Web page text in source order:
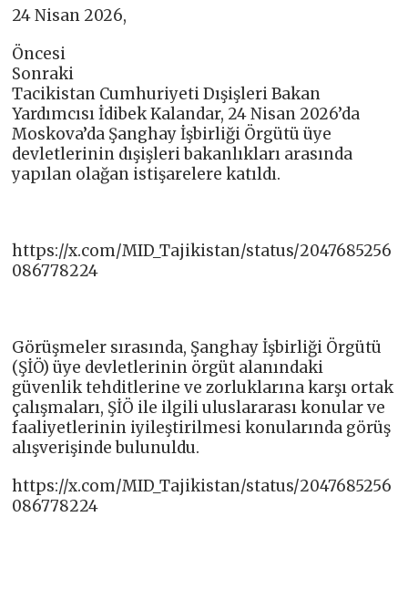
24 Nisan 2026,
Öncesi
Sonraki
Tacikistan Cumhuriyeti Dışişleri Bakan
Yardımcısı İdibek Kalandar, 24 Nisan 2026’da
Moskova’da Şanghay İşbirliği Örgütü üye
devletlerinin dışişleri bakanlıkları arasında
yapılan olağan istişarelere katıldı.
https://x.com/MID_Tajikistan/status/2047685256
086778224
Görüşmeler sırasında, Şanghay İşbirliği Örgütü
(ŞİÖ) üye devletlerinin örgüt alanındaki
güvenlik tehditlerine ve zorluklarına karşı ortak
çalışmaları, ŞİÖ ile ilgili uluslararası konular ve
faaliyetlerinin iyileştirilmesi konularında görüş
alışverişinde bulunuldu.
https://x.com/MID_Tajikistan/status/2047685256
086778224